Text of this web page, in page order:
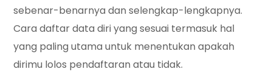
sebenar-benarnya dan selengkap-lengkapnya.
Cara daftar data diri yang sesuai termasuk hal
yang paling utama untuk menentukan apakah
dirimu lolos pendaftaran atau tidak.